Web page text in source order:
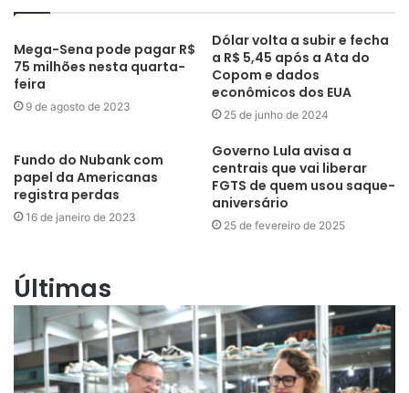
Mega-Sena pode pagar R$
75 milhões nesta quarta-
feira
9 de agosto de 2023
Dólar volta a subir e fecha
a R$ 5,45 após a Ata do
Copom e dados
econômicos dos EUA
25 de junho de 2024
Fundo do Nubank com
papel da Americanas
registra perdas
16 de janeiro de 2023
Governo Lula avisa a
centrais que vai liberar
FGTS de quem usou saque-
aniversário
25 de fevereiro de 2025
Últimas